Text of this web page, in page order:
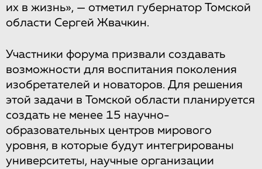
их в жизнь», — отметил губернатор Томской
области Сергей Жвачкин.
Участники форума призвали создавать
возможности для воспитания поколения
изобретателей и новаторов. Для решения
этой задачи в Томской области планируется
создать не менее 15 научно-
образовательных центров мирового
уровня, в которые будут интегрированы
университеты, научные организации